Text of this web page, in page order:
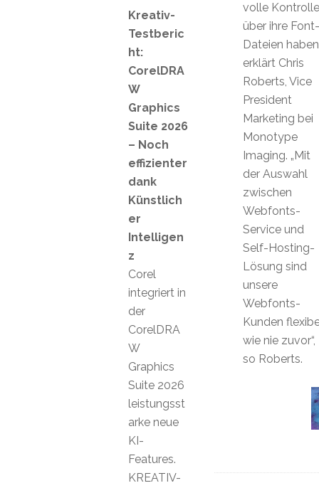
volle Kontrolle
über ihre Font-
Dateien
erklärt Chris
Roberts, Vice
President
Marketing bei
Monotype
Imaging. „Mit
der Auswahl
zwischen
Webfonts-
Service und
Self-Hosting-
Lösung sind
unsere
Webfonts-
Kunden
wie nie zuvor“,
so Roberts.
Kreativ-
Testberic
ht:
CorelDRA
W
Graphics
Suite 2026
– Noch
effizienter
dank
Künstlich
er
Intelligen
z
Corel
integriert in
der
CorelDRA
W
Graphics
Suite 2026
leistungsst
arke neue
KI-
Features.
KREATIV-